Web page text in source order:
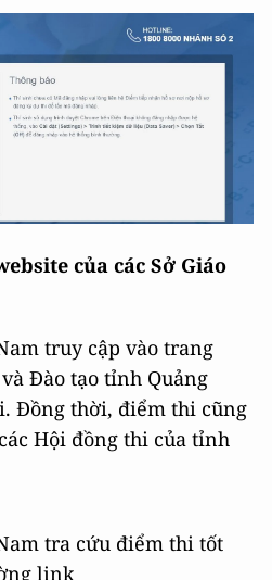
của các Sở Giáo
truy cập vào trang
Đào tạo tỉnh Quảng
Đồng thời, điểm thi cũng
Hội đồng thi của tỉnh
tra cứu điểm thi tốt
link